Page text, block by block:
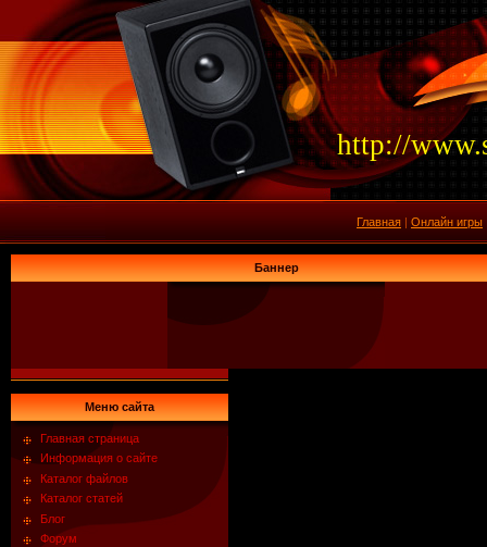
http://
Главная | Онлайн игры
Баннер
Меню сайта
Главная страница
Информация о сайте
Каталог файлов
Каталог статей
Блог
Форум